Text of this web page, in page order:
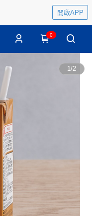
開啟APP
0
1/2